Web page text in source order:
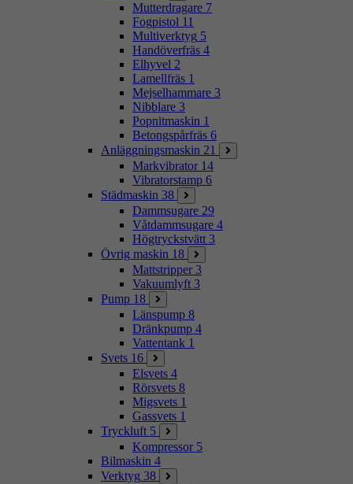
Mutterdragare 7
Fogpistol 11
Multiverktyg 5
Handöverfräs 4
Elhyvel 2
Lamellfräs 1
Mejselhammare 3
Nibblare 3
Popnitmaskin 1
Betongspårfräs 6
Anläggningsmaskin 21
Markvibrator 14
Vibratorstamp 6
Städmaskin 38
Dammsugare 29
Våtdammsugare 4
Högtryckstvätt 3
Övrig maskin 18
Mattstripper 3
Vakuumlyft 3
Pump 18
Länspump 8
Dränkpump 4
Vattentank 1
Svets 16
Elsvets 4
Rörsvets 8
Migsvets 1
Gassvets 1
Tryckluft 5
Kompressor 5
Bilmaskin 4
Verktyg 38